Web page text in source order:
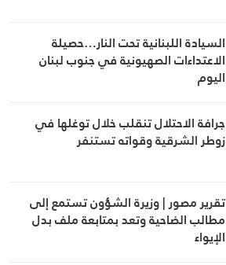
السيادة اللبنانية تحت النار…حصيلة
الاعتداءات الصهيونية في جنوب لبنان
اليوم
جرافة الاحتلال تنقلب خلال توغلها في
زوطر الشرقية وقواته تستنفر
تقرير مصور | وزيرة الشؤون تستمع إلى
مطالب الضاحية وتعد بمتابعة ملف بدل
الإيواء